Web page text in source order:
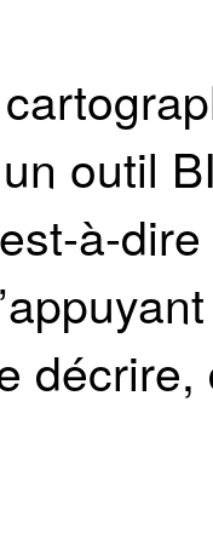
outil
à-
décrire,